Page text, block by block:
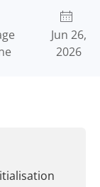
Jun 26,
2026